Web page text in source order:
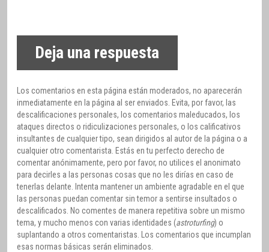
Deja una respuesta
Los comentarios en esta página están moderados, no aparecerán
inmediatamente en la página al ser enviados. Evita, por favor, las
descalificaciones personales, los comentarios maleducados, los
ataques directos o ridiculizaciones personales, o los calificativos
insultantes de cualquier tipo, sean dirigidos al autor de la página o a
cualquier otro comentarista. Estás en tu perfecto derecho de
comentar anónimamente, pero por favor, no utilices el anonimato
para decirles a las personas cosas que no les dirías en caso de
tenerlas delante. Intenta mantener un ambiente agradable en el que
las personas puedan comentar sin temor a sentirse insultados o
descalificados. No comentes de manera repetitiva sobre un mismo
tema, y mucho menos con varias identidades (astroturfing) o
suplantando a otros comentaristas. Los comentarios que incumplan
esas normas básicas serán eliminados.